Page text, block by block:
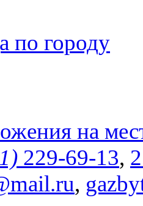
по городу
на
229-69-13,
,